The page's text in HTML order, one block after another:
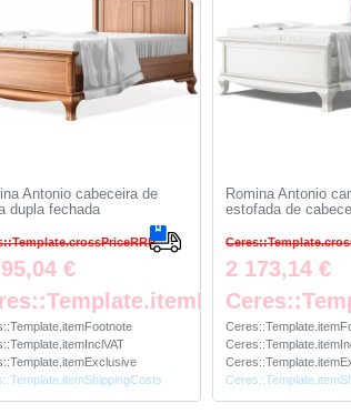
Antonio cabeceira de
dupla fechada
€
Romina Antonio
estofada de
2 173,14 €